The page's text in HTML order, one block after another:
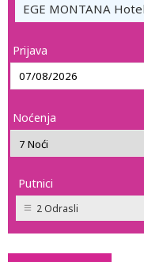
EGE MONTANA Hotel
Prijava
Noćenja
Putnici
2 Odrasli